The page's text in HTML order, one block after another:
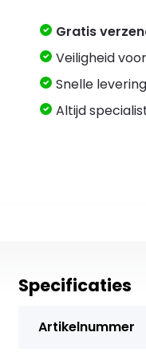
Gratis
Veiligheid
Snelle
Altijd
Specificaties
Artikelnummer